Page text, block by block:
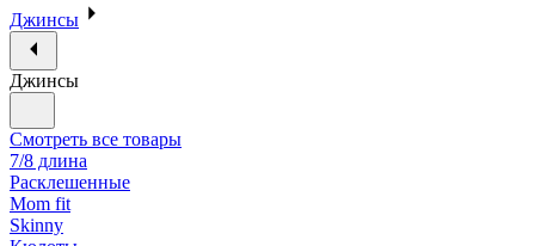
Джинсы
Джинсы
Смотреть все товары
7/8 длина
Расклешенные
Mom fit
Skinny